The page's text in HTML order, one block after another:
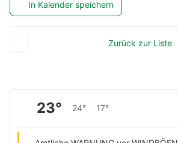
In Kalender speichern
Zurück zur Liste
23° 24° 17°